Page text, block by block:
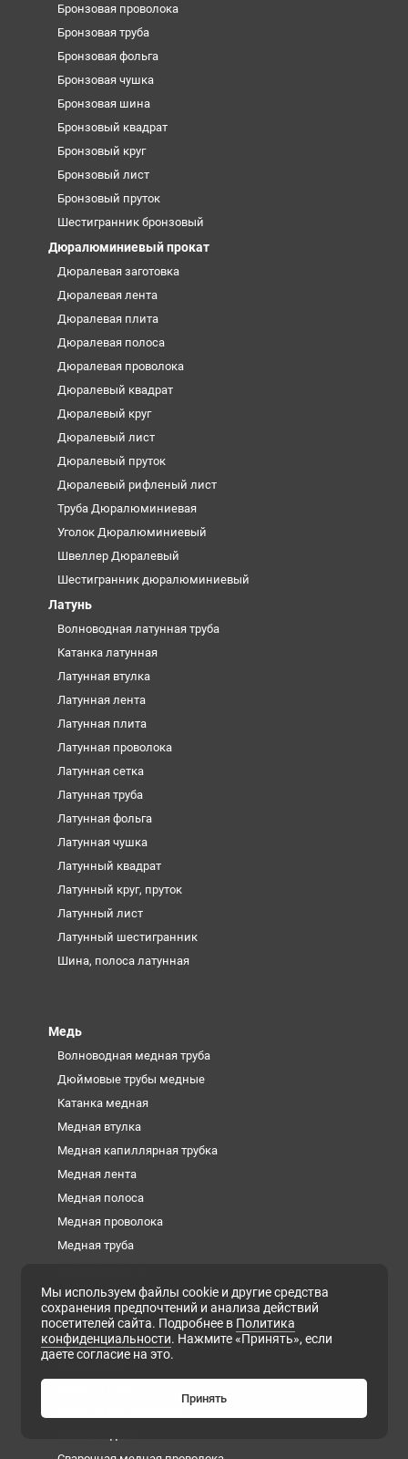
Бронзовая проволока
Бронзовая труба
Бронзовая фольга
Бронзовая чушка
Бронзовая шина
Бронзовый квадрат
Бронзовый круг
Бронзовый лист
Бронзовый пруток
Шестигранник бронзовый
Дюралюминиевый прокат
Дюралевая заготовка
Дюралевая лента
Дюралевая плита
Дюралевая полоса
Дюралевая проволока
Дюралевый квадрат
Дюралевый круг
Дюралевый лист
Дюралевый пруток
Дюралевый рифленый лист
Труба Дюралюминиевая
Уголок Дюралюминиевый
Швеллер Дюралевый
Шестигранник дюралюминиевый
Латунь
Волноводная латунная труба
Катанка латунная
Латунная втулка
Латунная лента
Латунная плита
Латунная проволока
Латунная сетка
Латунная труба
Латунная фольга
Латунная чушка
Латунный квадрат
Латунный круг, пруток
Латунный лист
Латунный шестигранник
Шина, полоса латунная
Медь
Волноводная медная труба
Дюймовые трубы медные
Катанка медная
Медная втулка
Медная капиллярная трубка
Медная лента
Медная полоса
Медная проволока
Медная труба
Медная шина
Медный квадрат
Медный круг
Мы используем файлы cookie и другие средства
сохранения предпочтений и анализа действий
посетителей сайта. Подробнее в Политика
конфиденциальности. Нажмите «Принять», если
даете согласие на это.
Принять